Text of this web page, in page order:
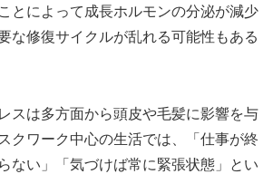
とによって成長ホルモンの分泌が減少
な修復サイクルが乱れる可能性もある
スは多方面から頭皮や毛髪に影響を与
クワーク中心の生活では、「仕事が終
ない」「気づけば常に緊張状態」とい